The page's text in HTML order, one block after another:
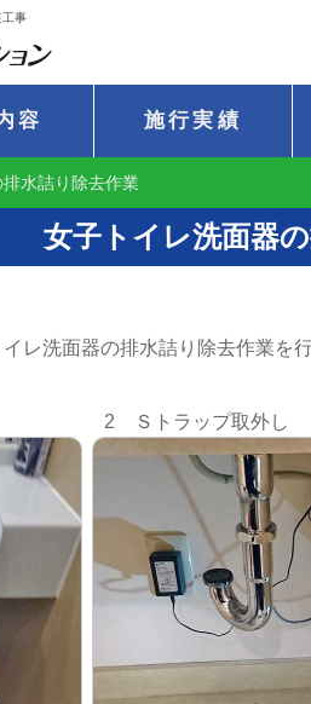
工事
容 施行実績
水詰り除去作業
女子トイレ洗面器
レ洗面器の排水詰り除去作業を行
2 Ｓトラップ取外し